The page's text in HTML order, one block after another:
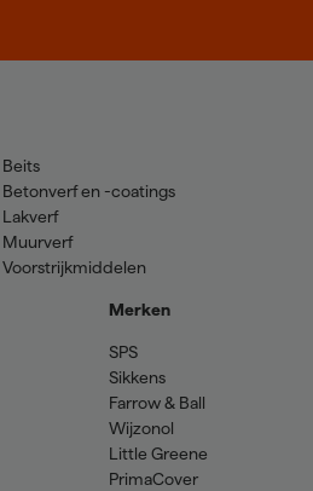
Beits
Betonverf en -coatings
Lakverf
Muurverf
Voorstrijkmiddelen
Merken
SPS
Sikkens
Farrow & Ball
Wijzonol
Little Greene
PrimaCover